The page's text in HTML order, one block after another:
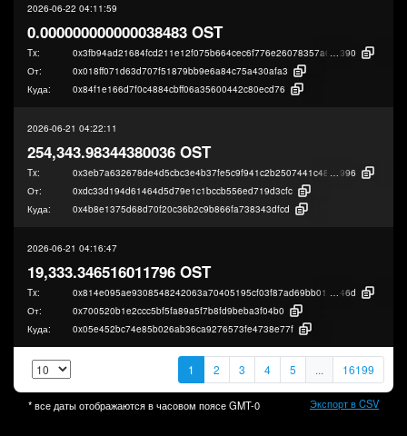
2026-06-22 04:11:59
0.000000000000038483 OST
Tx: 0x3fb94ad21684fcd211e12f075b664cec6f776e26078357a64b18747c49c64
390
От:
0x018ff071d63d707f51879bb9e6a84c75a430afa3
Куда:
0x84f1e166d7f0c4884cbff06a35600442c80ecd76
2026-06-21 04:22:11
254,343.98344380036 OST
Tx: 0x3eb7a632678de4d5cbc3e4b37fe5c9f941c2b2507441c48ed6373f10c2067
996
От:
0xdc33d194d61464d5d79e1c1bccb556ed719d3cfc
Куда:
0x4b8e1375d68d70f20c36b2c9b866fa738343dfcd
2026-06-21 04:16:47
19,333.346516011796 OST
Tx: 0x814e095ae9308548242063a70405195cf03f87ad69bb01dfad36a32453874
46d
От:
0x700520b1e2ccc5bf5fa89a5f7b8fd9beba3f04b0
Куда:
0x05e452bc74e85b026ab36ca9276573fe4738e77f
1 2 3 4 5 ... 16199
* все даты отображаются в часовом поясеGMT-0 Экспорт в CSV